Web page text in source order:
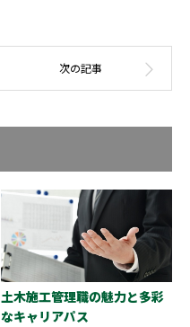
土木施工管理職の魅力と多彩
なキャリアパス